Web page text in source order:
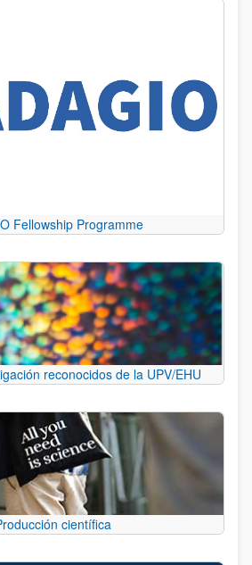
Fellowship Programme
reconocidos de la UPV/EHU
científica